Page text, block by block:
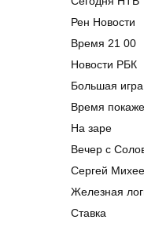
Рен Новости
Время 21 00
Новости РБК
Большая игра
Время
На заре
Вечер с
Сергей
Железная
Ставка